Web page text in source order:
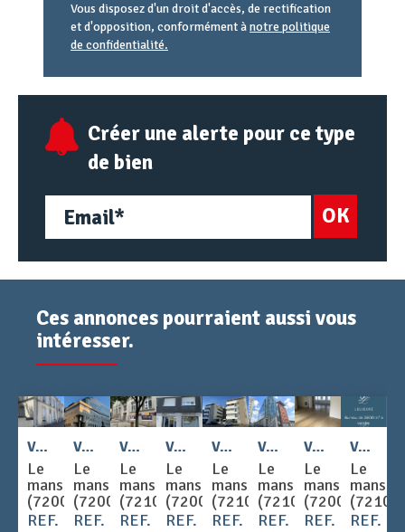
Vous disposez d'un droit d'accès, de rectification
et d'opposition, conformément ànotre politique
de confidentialité.
email
URL
Créer une alerte pour ce type
de bien
OK
Ces annonces pourraient aussi vous
intéresser.
Vente - BUREAUX 210 m
Le
mans
(72000)
REF.
Vente - BUREAUX 151 m
Le
mans
(72000)
REF.
Vente - BUREAUX 509 m
Le
mans
(72100)
REF.
Vente - BUREAUX 377 m
Le
mans
(72000)
REF.
Vente - BUREAUX 3077 m
Le
mans
(72100)
REF.
Vente - BUREAUX 1822 m
Le
mans
(72100)
REF.
Vente - BUREAUX 156 m
Le
mans
(72000)
REF.
Vente - BUREAUX 3900 m
Le
mans
(72100)
REF.